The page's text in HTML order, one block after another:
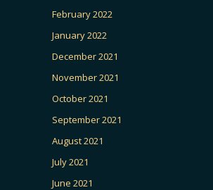
February 2022
January 2022
December 2021
November 2021
October 2021
September 2021
August 2021
July 2021
June 2021